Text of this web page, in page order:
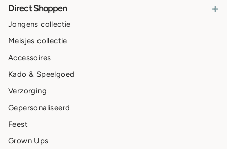
Direct Shoppen +
Jongens collectie
Meisjes collectie
Accessoires
Kado & Speelgoed
Verzorging
Gepersonaliseerd
Feest
Grown Ups